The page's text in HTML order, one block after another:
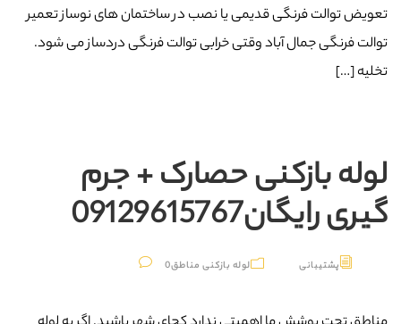
تعویض توالت فرنگی قدیمی یا نصب در ساختمان های نوساز تعمیر
توالت فرنگی جمال آباد وقتی خرابی توالت فرنگی دردساز می شود.
تخلیه […]
لوله بازکنی حصارک + جرم
گیری رایگان09129615767
پشتیبانی لوله بازکنی مناطق0